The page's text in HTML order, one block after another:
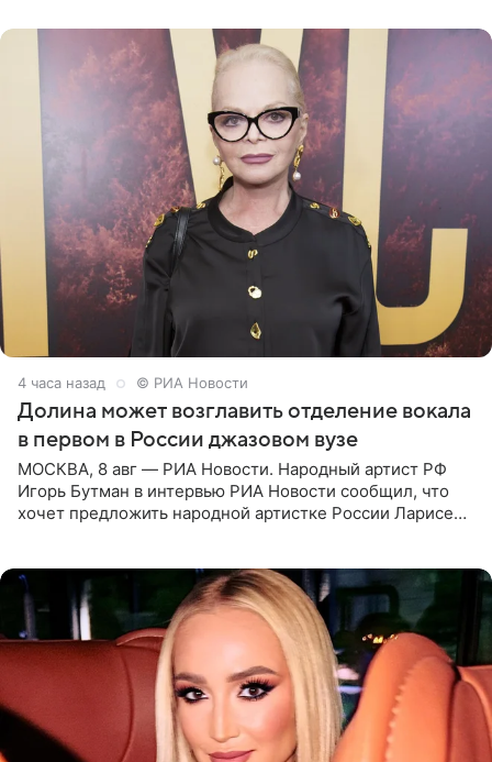
4 часа назад © РИА Новости
Долина может возглавить отделение вокала
в первом в России джазовом вузе
МОСКВА, 8 авг — РИА Новости. Народный артист РФ
Игорь Бутман в интервью РИА Новости сообщил, что
хочет предложить народной артистке России Ларисе